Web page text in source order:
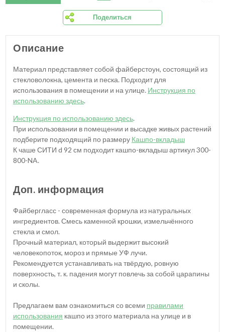
Поделиться
Описание
Материал представляет собой файберстоун, состоящий из
стекловолокна, цемента и песка. Подходит для
использования в помещении и на улице. Инструкция по
использованию здесь.
Инструкция по использованию здесь.
При использовании в помещении и высадке живых растений
подберите подходящий по размеру Кашпо-вкладыш
К чаше СИТИ d 92 см подходит кашпо-вкладыш артикул 300-
800-NA.
Доп. информация
Файбергласс - современная формула из натуральных
ингредиентов. Смесь каменной крошки, измельчённого
стекла и смол.
Прочный материал, который выдержит высокий
человекопоток, мороз и прямые УФ лучи.
Рекомендуется устанавливать на твёрдую, ровную
поверхность, т. к. падения могут повлечь за собой царапины
и сколы.
Предлагаем вам ознакомиться со всеми правилами
использования кашпо из этого материала на улице и в
помещении.